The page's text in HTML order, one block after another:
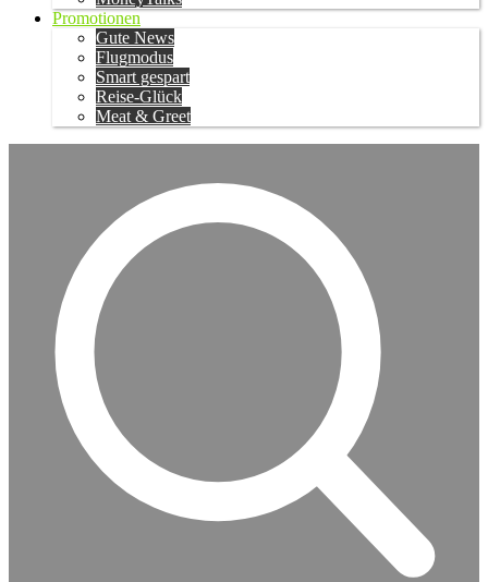
Promotionen
Gute News
Flugmodus
Smart gespart
Reise-Glück
Meat & Greet